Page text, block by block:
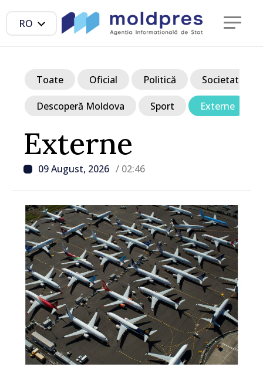
RO
Externe
09 August, 2026 / 02:46
Toate Oficial Politică Societate
Descoperă Moldova Sport Externe